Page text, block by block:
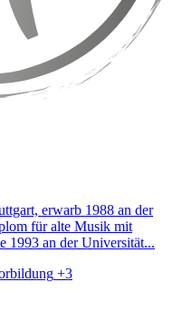
erwarb 1988 an der
für alte Musik mit
1993 an der Universität...
+3